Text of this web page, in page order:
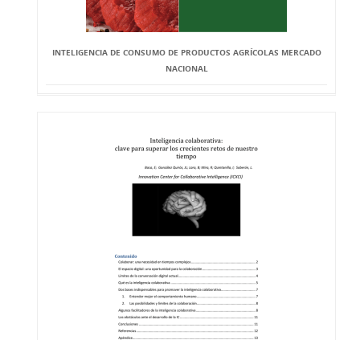
INTELIGENCIA DE CONSUMO DE PRODUCTOS AGRÍCOLAS MERCADO
NACIONAL